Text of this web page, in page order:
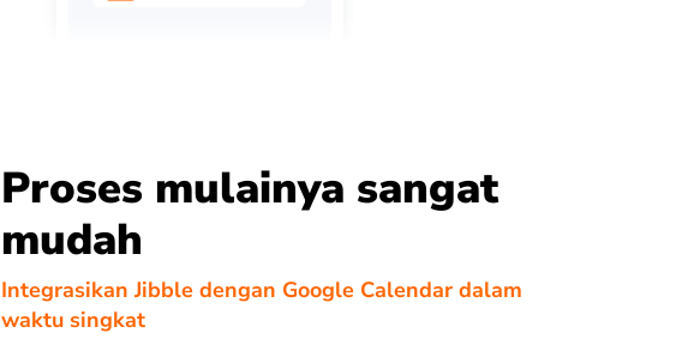
Proses mulainya sangat
mudah
Integrasikan Jibble dengan Google Calendar dalam
waktu singkat